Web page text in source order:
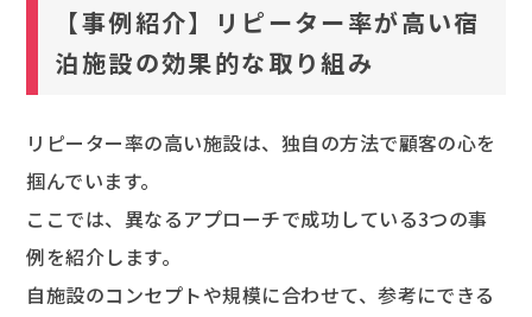
【事例紹介】リピーター率が高い宿
泊施設の効果的な取り組み
リピーター率の高い施設は、独自の方法で顧客の心を
掴んでいます。
ここでは、異なるアプローチで成功している3つの事
例を紹介します。
自施設のコンセプトや規模に合わせて、参考にできる